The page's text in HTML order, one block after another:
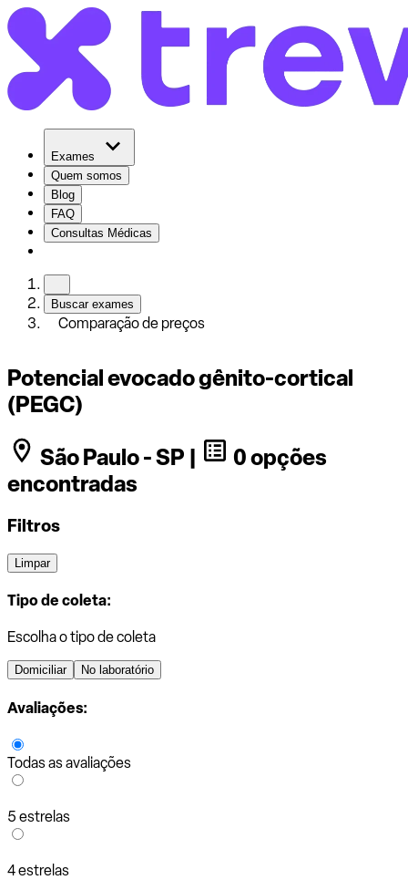
Exames
Quem somos
Blog
FAQ
Consultas Médicas
Buscar exames
Comparação de preços
Potencial evocado gênito-cortical
(PEGC)
São Paulo - SP |
0 opções
encontradas
Filtros
Limpar
Tipo de coleta:
Escolha o tipo de coleta
Domiciliar No laboratório
Avaliações:
Todas as avaliações
5 estrelas
4 estrelas